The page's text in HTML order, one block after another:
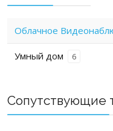
Облачное
Умный дом 6
Сопутствующие